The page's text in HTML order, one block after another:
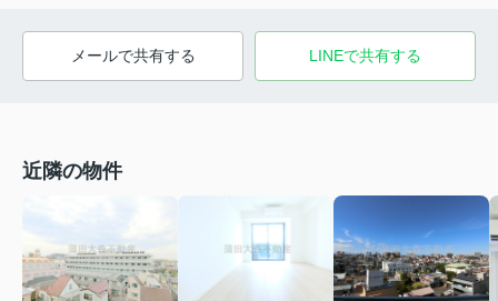
メールで共有する LINEで共有する
近隣の物件